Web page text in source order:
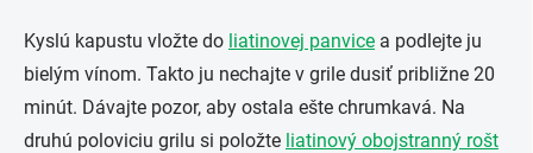
Kyslú kapustu vložte do liatinovej panvice a podlejte ju
bielým vínom. Takto ju nechajte v grile dusiť približne 20
minút. Dávajte pozor, aby ostala ešte chrumkavá. Na
druhú poloviciu grilu si položte liatinový obojstranný rošt